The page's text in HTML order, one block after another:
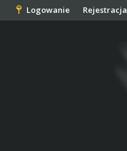
Logowanie Rejestracja